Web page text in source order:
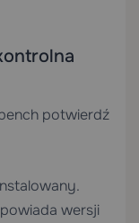
potwierdź
wersji